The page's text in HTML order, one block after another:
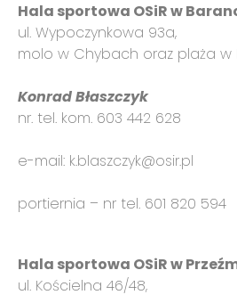
Hala sportowa OSiR w
ul. Wypoczynkowa 93a,
molo w Chybach oraz plaża w
Konrad Błaszczyk
nr. tel. kom. 603 442 628
e-mail: k.blaszczyk@osir.pl
portiernia – nr tel. 601 820 594
Hala sportowa OSiR w
ul. Kościelna 46/48,